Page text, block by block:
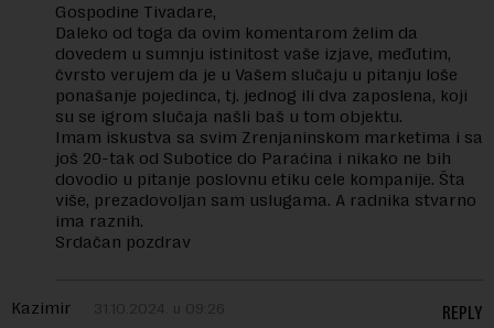
Gospodine Tivadare,
Daleko od toga da ovim komentarom želim da
dovedem u sumnju istinitost vaše izjave, međutim,
čvrsto verujem da je u Vašem slučaju u pitanju loše
ponašanje pojedinca, tj. jednog ili dva zaposlena, koji
su se igrom slučaja našli baš u tom objektu.
Imam iskustva sa svim Zrenjaninskom marketima i sa
još 20-tak od Subotice do Paraćina i nikako ne bih
dovodio u pitanje poslovnu etiku cele kompanije. Šta
više, prezadovoljan sam uslugama. A radnika stvarno
ima raznih.
Srdačan pozdrav
Kazimir 31.10.2024. u 09:26 REPLY